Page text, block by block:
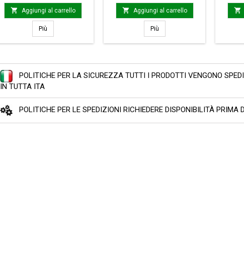
 Aggiungi al carrello
PiùMilltek SSXHO235
 Aggiungi al carrello
PiùMilltek SSXVW456

POLITICHE PER LA SICUREZZA TUTTI I PRODOTTI VENGONO
IN TUTTA ITA
POLITICHE PER LE SPEDIZIONI RICHIEDERE DISPONIBILITÀ PRIMA